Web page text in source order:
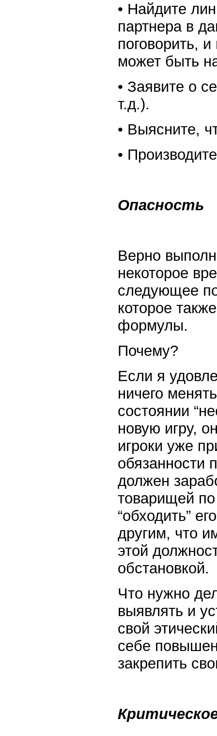
• Найдите
партнера в
поговорить,
может быть
• Заявите о
т.д.).
• Выясните,
•
Опасность
Верно
некоторое
следующее по
которое
формулы.
Почему?
Если я
ничего
состоянии
новую игру,
игроки уже
обязанности
должен
товарищей
“обходить”
другим, что
этой
обстановкой.
Что нужно
выявлять и
свой
себе
закрепить